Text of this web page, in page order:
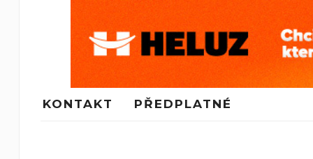
KONTAKT PŘEDPLATNÉ